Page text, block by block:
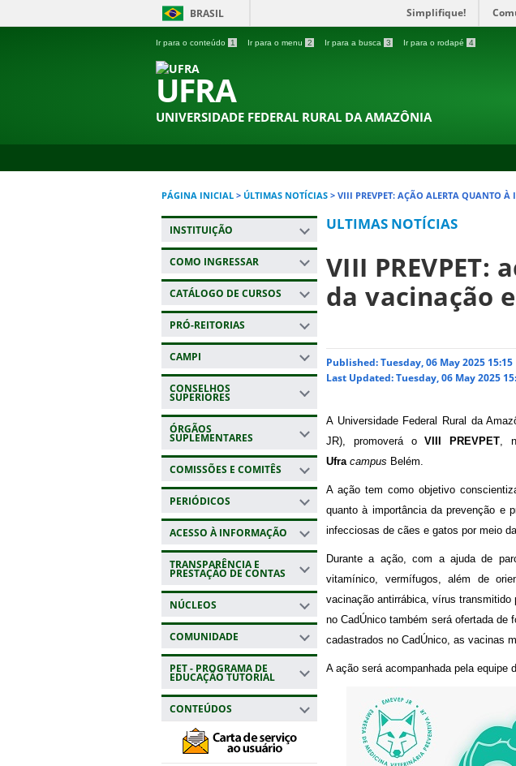
BRASIL Simplifique!
Ir para o conteúdo 1 Ir para o menu 2 Ir para a busca 3 Ir para o rodapé 4
UFRA
UNIVERSIDADE FEDERAL RURAL DA AMAZÔNIA
PÁGINA INICIAL > ÚLTIMAS NOTÍCIAS > VIII PREVPET: AÇÃO ALERTA QUANTO
INSTITUIÇÃO
COMO INGRESSAR
CATÁLOGO DE CURSOS
PRÓ-REITORIAS
CAMPI
CONSELHOS
SUPERIORES
ÓRGÃOS
SUPLEMENTARES
COMISSÕES E COMITÊS
PERIÓDICOS
ACESSO À INFORMAÇÃO
TRANSPARÊNCIA E
PRESTAÇÃO DE CONTAS
NÚCLEOS
COMUNIDADE
PET - PROGRAMA DE
EDUCAÇÃO TUTORIAL
CONTEÚDOS
ULTIMAS NOTÍCIAS
VIII
da vacinação
Published: Tuesday, 06 May 2025 15:15
Last Updated: Tuesday, 06 May 2025
A Universidade Federal Rural da
JR), promoverá oVIII PREVPET,
Ufra campus Belém.
A ação tem como objetivo
quanto à importância da prevenção e
infecciosas de cães e gatos por meio
Durante a ação, com a ajuda de
vitamínico, vermífugos, além de
vacinação antirrábica, vírus
no CadÚnico também será ofertada
cadastrados no CadÚnico, as vacinas
A ação será acompanhada pela equipe